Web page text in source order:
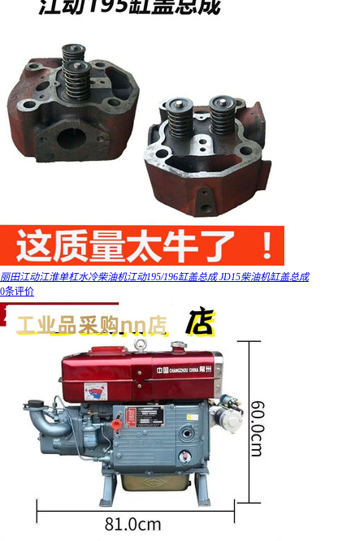
丽田江动江淮单杠水冷柴油机江动195/196缸盖总成 JD15柴油机缸盖总成
0条评价